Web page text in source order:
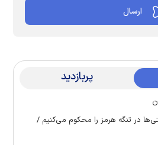
پربازدید
در تنگه هرمز را محکوم می‌کنیم /